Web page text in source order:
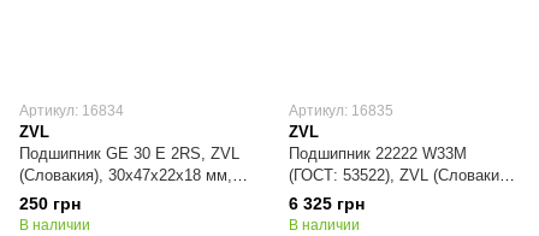
Артикул: 16834
ZVL
Подшипник GE 30 E 2RS, ZVL
(Словакия), 30х47х22х18 мм,
шарнирный
250 грн
В наличии
Артикул: 16835
ZVL
Подшипник 22222 W33M
(ГОСТ: 53522), ZVL (Словакия),
110х200х53 мм, роликовый
сферический
6 325 грн
В наличии